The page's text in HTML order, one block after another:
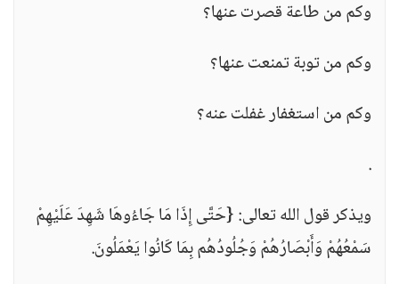
وكم من طاعة قصرت عنها؟
وكم من توبة تمنعت عنها؟
وكم من استغفار غفلت عنه؟
.
ويذكر قول الله تعالى: {حَتَّى إِذَا مَا جَاءُوهَا شَهِدَ عَلَيْهِمْ
سَمْعُهُمْ وَأَبْصَارُهُمْ وَجُلُودُهُم بِمَا كَانُوا يَعْمَلُونَ.